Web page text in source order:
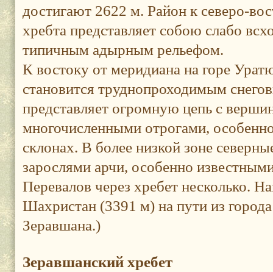
достигают 2622 м. Район к северо-
хребта представляет собою слабо
типичным адырным рельефом.
К востоку от меридиана на горе
становится труднопроходимым
представляет огромную цепь с
многочисленными отрогами,
склонах. В более низкой зоне
зарослями арчи, особенно
Перевалов через хребет несколько.
Шахристан (3391 м) на пути из
Зеравшана.)
Зеравшанский хребет